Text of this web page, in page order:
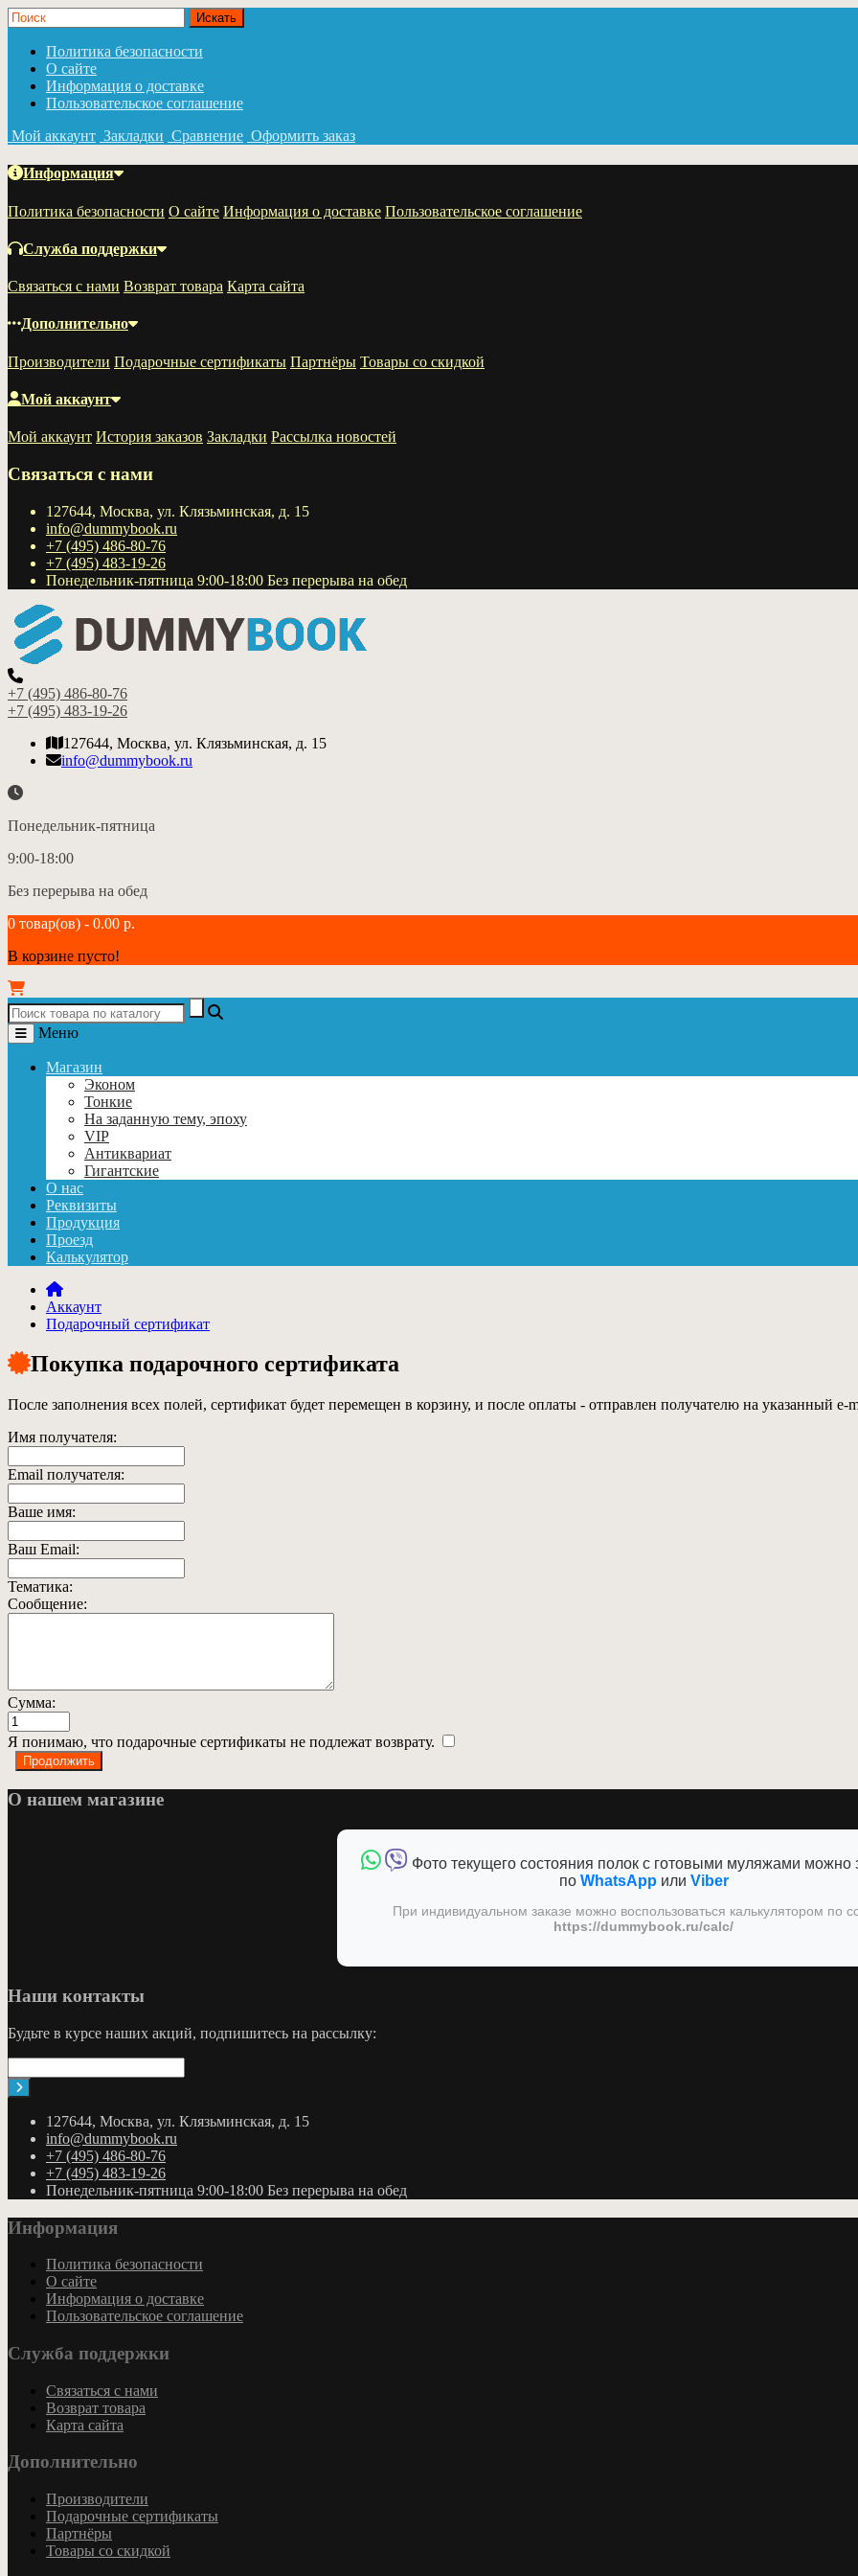
Политика безопасности
О сайте
Информация о доставке
Пользовательское соглашение
Мой аккаунт Закладки Сравнение Оформить заказ
Информация
Политика безопасности О сайте Информация о доставке Пользовательское соглашение
Служба поддержки
Связаться с нами Возврат товара Карта сайта
Дополнительно
Производители Подарочные сертификаты Партнёры Товары со скидкой
Мой аккаунт
Мой аккаунт История заказов Закладки Рассылка новостей
Связаться с нами
127644, Москва, ул. Клязьминская, д. 15
info@dummybook.ru
+7 (495) 486-80-76
+7 (495) 483-19-26
Понедельник-пятница 9:00-18:00 Без перерыва на обед
+7 (495) 486-80-76
+7 (495) 483-19-26
127644, Москва, ул. Клязьминская, д. 15
info@dummybook.ru
Понедельник-пятница
9:00-18:00
Без перерыва на обед
0 товар(ов) - 0.00 р.
В корзине пусто!
Меню
Магазин
Эконом
Тонкие
На заданную тему, эпоху
VIP
Антиквариат
Гигантские
О нас
Реквизиты
Продукция
Проезд
Калькулятор
Аккаунт
Подарочный сертификат
Покупка подарочного сертификата
После заполнения всех полей, сертификат будет перемещен в корзину, и после оплаты - отправлен получателю на указанный e-
Имя получателя:
Email получателя:
Ваше имя:
Ваш Email:
Тематика:
Сообщение:
Сумма:
Я понимаю, что подарочные сертификаты не подлежат возврату.
О нашем магазине
Фото текущего состояния полок с готовыми муляжами можно
по WhatsAppили Viber
При индивидуальном заказе можно воспользоваться калькулятором по
https://dummybook.ru/calc/
Наши контакты
Будьте в курсе наших акций, подпишитесь на рассылку:
127644, Москва, ул. Клязьминская, д. 15
info@dummybook.ru
+7 (495) 486-80-76
+7 (495) 483-19-26
Понедельник-пятница 9:00-18:00 Без перерыва на обед
Информация
Политика безопасности
О сайте
Информация о доставке
Пользовательское соглашение
Служба поддержки
Связаться с нами
Возврат товара
Карта сайта
Дополнительно
Производители
Подарочные сертификаты
Партнёры
Товары со скидкой